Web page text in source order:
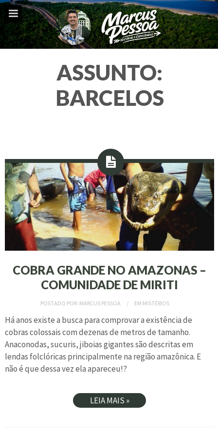
ASSUNTO:
BARCELOS
COBRA GRANDE NO AMAZONAS –
COMUNIDADE DE MIRITI
POSTADO POR: MARCUS PESSOA EM MISTÉRIOS
Há anos existe a busca para comprovar a existência de
cobras colossais com dezenas de metros de tamanho.
Anaconodas, sucuris, jiboias gigantes são descritas em
lendas folclóricas principalmente na região amazônica. E
não é que dessa vez ela apareceu!?
LEIA MAIS »